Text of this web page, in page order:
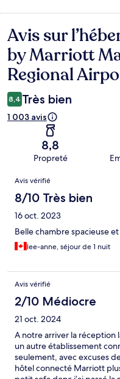
Avis
Avis sur
by Marriott
Regional
8,4 Très bien
1 003 avis
8,8
Propreté
Avis
Avis vérifié
8/10 Très bien
16 oct. 2023
Belle chambre spacieuse
lee-anne, séjour de 1 nuit
Avis vérifié
2/10 Médiocre
21 oct. 2024
A notre arriver la réception
un autre établissement
seulement, avec excuses
hôtel connecté Marriott